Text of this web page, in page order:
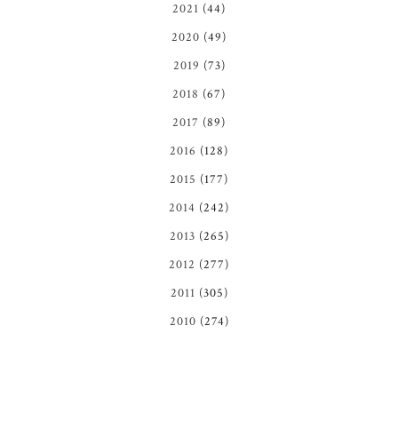
2021 (44)
2020 (49)
2019 (73)
2018 (67)
2017 (89)
2016 (128)
2015 (177)
2014 (242)
2013 (265)
2012 (277)
2011 (305)
2010 (274)